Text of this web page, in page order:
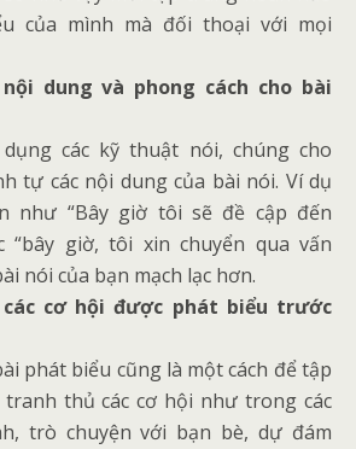
của mình mà đối thoại với mọi
dung và phong cách cho bài
các kỹ thuật nói, chúng cho
tự các nội dung của bài nói. Ví dụ
như “Bây giờ tôi sẽ đề cập đến
“bây giờ, tôi xin chuyển qua vấn
nói của bạn mạch lạc hơn.
cơ hội được phát biểu trước
phát biểu cũng là một cách để tập
tranh thủ các cơ hội như trong các
trò chuyện với bạn bè, dự đám